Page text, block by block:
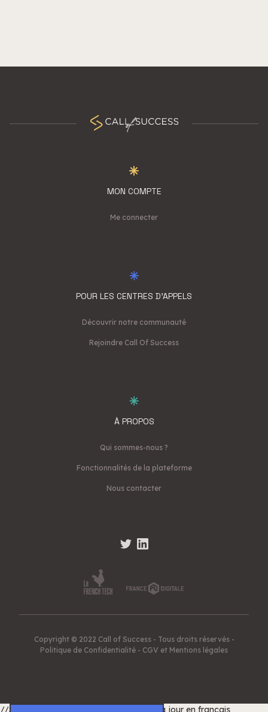
MON COMPTE
Me connecter
POUR LES CENTRES D'APPELS
Découvrir notre communauté
Rejoindre Call Of Success
À PROPOS
Qui sommes-nous ?
Fonctionnalités de la plateforme
Nous contacter
Copyright © 2022 Call of Success - Tous droits réservés -
Politique de Confidentialité - CGV et Mentions légales
//Script pour traduire les dates de mise à jour en français